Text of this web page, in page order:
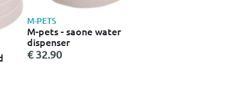
M-PETS
M-pets - saone water
dispenser
€ 32.90